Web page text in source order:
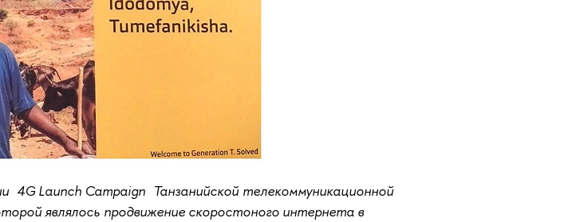
4G Launch Campaign Танзанийской телекоммуникационной
являлось продвижение скоростоного интернета в